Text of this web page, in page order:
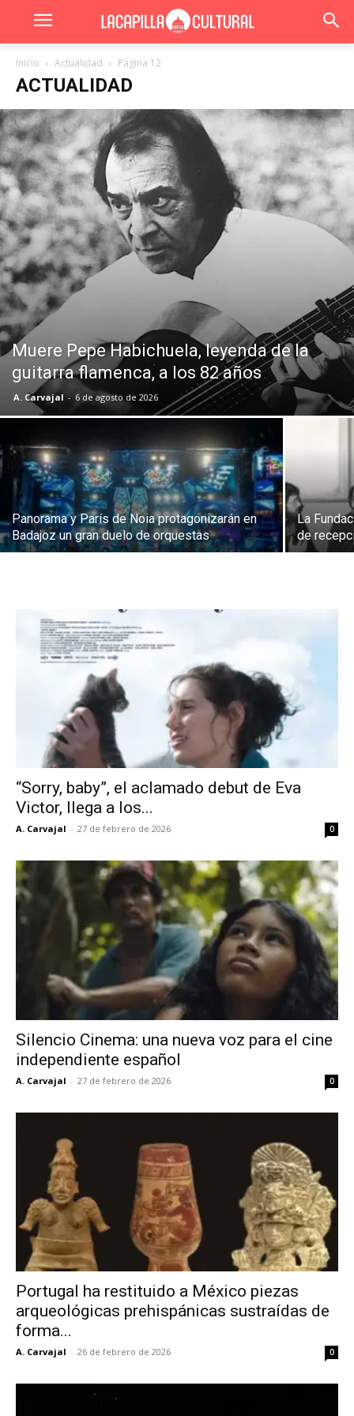
Inicio Actualidad Página 12
ACTUALIDAD
Muere Pepe Habichuela, leyenda de la
guitarra flamenca, a los 82 años
A. Carvajal - 6 de agosto de 2026
Panorama y París de Noia protagonizarán en
Badajoz un gran duelo de orquestas
La
de
“Sorry, baby”, el aclamado debut de Eva
Victor, llega a los...
A. Carvajal - 27 de febrero de 2026 0
Silencio Cinema: una nueva voz para el cine
independiente español
A. Carvajal - 27 de febrero de 2026 0
Portugal ha restituido a México piezas
arqueológicas prehispánicas sustraídas de
forma...
A. Carvajal - 26 de febrero de 2026 0